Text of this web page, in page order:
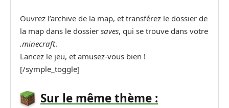
Ouvrez l’archive de la map, et transférez le dossier de
la map dans le dossier saves, qui se trouve dans votre
.minecraft.
Lancez le jeu, et amusez-vous bien !
[/symple_toggle]
Sur le même thème :